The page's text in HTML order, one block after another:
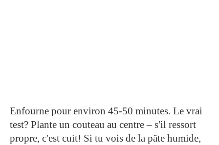
Enfourne pour environ 45-50 minutes. Le vrai
test? Plante un couteau au centre – s'il ressort
propre, c'est cuit! Si tu vois de la pâte humide,